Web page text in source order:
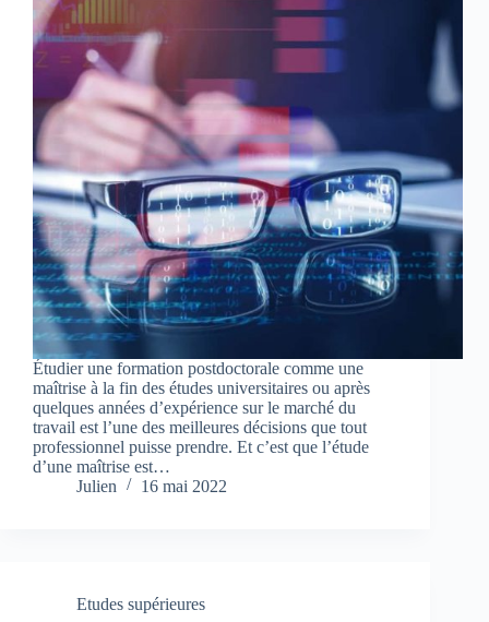
Étudier une formation postdoctorale comme une
maîtrise à la fin des études universitaires ou après
quelques années d’expérience sur le marché du
travail est l’une des meilleures décisions que tout
professionnel puisse prendre. Et c’est que l’étude
d’une maîtrise est…
Julien
16 mai 2022
Etudes supérieures